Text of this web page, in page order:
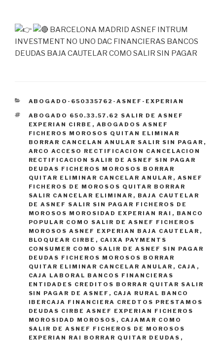
BARCELONA MADRID ASNEF INTRUM
INVESTMENT NO UNO DAC FINANCIERAS BANCOS
DEUDAS BAJA CAUTELAR COMO SALIR SIN PAGAR
CATEGORÍAS
ABOGADO-650335762-ASNEF-EXPERIAN
ETIQUETAS
ABOGADO 650.33.57.62 SALIR DE ASNEF
EXPERIAN CIRBE , ABOGADOS ASNEF
FICHEROS MOROSOS QUITAN ELIMINAR
BORRAR CANCELAN ANULAR SALIR SIN PAGAR ,
ARCO ACCESO RECTIFICACION CANCELACION
RECTIFICACION SALIR DE ASNEF SIN PAGAR
DEUDAS FICHEROS MOROSOS BORRAR
QUITAR ELIMINAR CANCELAR ANULAR , ASNEF
FICHEROS DE MOROSOS QUITAR BORRAR
SALIR CANCELAR ELIMINAR , BAJA CAUTELAR
DE ASNEF SALIR SIN PAGAR FICHEROS DE
MOROSOS MOROSIDAD EXPERIAN RAI , BANCO
POPULAR COMO SALIR DE ASNEF FICHEROS
MOROSOS ASNEF EXPERIAN BAJA CAUTELAR ,
BLOQUEAR CIRBE , CAIXA PAYMENTS
CONSUMER COMO SALIR DE ASNEF SIN PAGAR
DEUDAS FICHEROS MOROSOS BORRAR
QUITAR ELIMINAR CANCELAR ANULAR , CAJA ,
CAJA LABORAL BANCOS FINANCIERAS
ENTIDADES CREDITOS BORRAR QUITAR SALIR
SIN PAGAR DE ASNEF , CAJA RURAL BANCO
IBERCAJA FINANCIERA CREDTOS PRESTAMOS
DEUDAS CIRBE ASNEF EXPERIAN FICHEROS
MOROSIDAD MOROSOS , CAJAMAR COMO
SALIR DE ASNEF FICHEROS DE MOROSOS
EXPERIAN RAI BORRAR QUITAR DEUDAS ,